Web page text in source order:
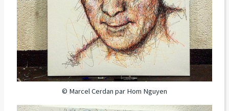
© Marcel Cerdan par Hom Nguyen